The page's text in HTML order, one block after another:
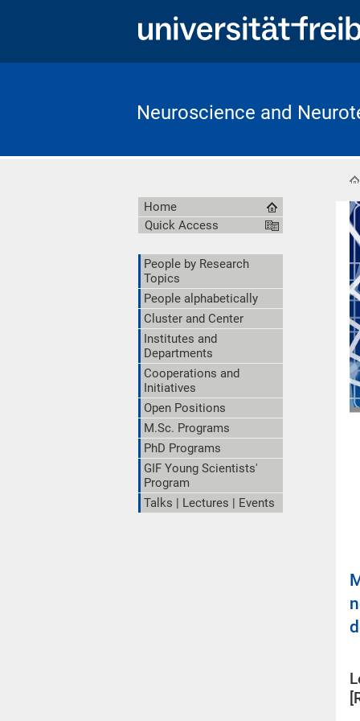
Neuroscience and
Home
Quick Access
People by Research
Topics
People alphabetically
Cluster and Center
Institutes and
Departments
Cooperations and
Initiatives
Open Positions
M.Sc. Programs
PhD Programs
GIF Young Scientists'
Program
Talks | Lectures | Events